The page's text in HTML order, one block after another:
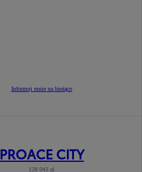
Informuj mnie na bieżąco
PROACE CITY
128 043 zł